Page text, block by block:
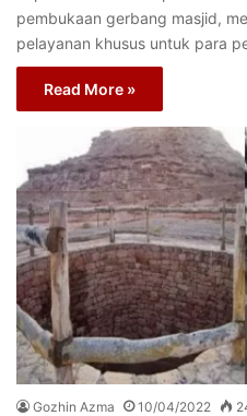
pembukaan gerbang masjid,
pelayanan khusus untuk para
Read More »
Gozhin Azma 10/04/2022